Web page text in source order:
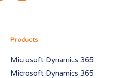
Products
Microsoft Dynamics 365
Microsoft Dynamics 365